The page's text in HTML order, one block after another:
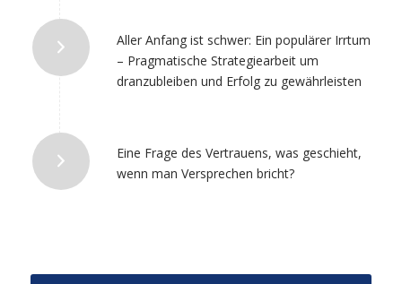
Aller Anfang ist schwer: Ein populärer Irrtum
– Pragmatische Strategiearbeit um
dranzubleiben und Erfolg zu gewährleisten
Eine Frage des Vertrauens, was geschieht,
wenn man Versprechen bricht?